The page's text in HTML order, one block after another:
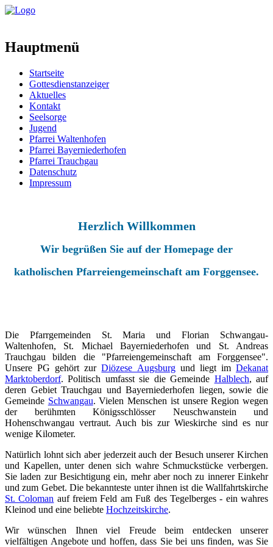
Hauptmenü
Startseite
Gottesdienstanzeiger
Aktuelles
Kontakt
Seelsorge
Jugend
Pfarrei Waltenhofen
Pfarrei Bayerniederhofen
Pfarrei Trauchgau
Datenschutz
Impressum
Herzlich Willkommen
Wir begrüßen Sie auf der Homepage der
katholischen Pfarreiengemeinschaft am Forggensee.
Die Pfarrgemeinden St. Maria und Florian Schwangau-
Waltenhofen, St. Michael Bayerniederhofen und St. Andreas
Trauchgau bilden die "Pfarreiengemeinschaft am Forggensee".
Unsere PG gehört zurDiözese Augsburgund liegt imDekanat
Marktoberdorf. Politisch umfasst sie die Gemeinde Halblech, auf
deren Gebiet Trauchgau und Bayerniederhofen liegen, sowie die
Gemeinde Schwangau. Vielen Menschen ist unsere Region wegen
der berühmten Königsschlösser Neuschwanstein und
Hohenschwangau vertraut. Auch bis zur Wieskirche sind es nur
wenige Kilometer.
Natürlich lohnt sich aber jederzeit auch der Besuch unserer Kirchen
und Kapellen, unter denen sich wahre Schmuckstücke verbergen.
Sie laden zur Besichtigung ein, mehr aber noch zu innerer Einkehr
und zum Gebet. Die bekannteste unter ihnen ist die Wallfahrtskirche
St. Coloman auf freiem Feld am Fuß des Tegelberges - ein wahres
Kleinod und eine beliebte Hochzeitskirche.
Wir wünschen Ihnen viel Freude beim entdecken unserer
vielfältigen Angebote und hoffen, dass Sie bei uns finden, was Sie